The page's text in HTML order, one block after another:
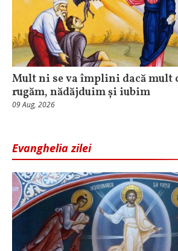
Mult ni se va împlini dacă mult
rugăm, nădăjduim și iubim
09 Aug, 2026
Evanghelia zilei